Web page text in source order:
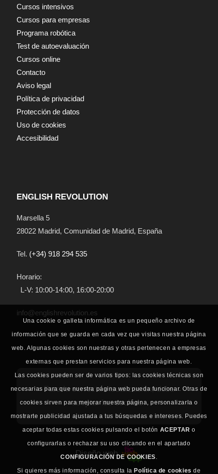
Cursos intensivos
Cursos para empresas
Programa robótica
Test de autoevaluación
Cursos online
Contacto
Aviso legal
Política de privacidad
Protección de datos
Uso de cookies
Accesibilidad
ENGLISH REVOLUTION
Marsella 5
28022 Madrid, Comunidad de Madrid, España
Tel. (+34) 918 294 535
Horario:
L-V: 10:00-14:00, 16:00-20:00
info@englishrevolution.es
Para la correcta visualización, debe
aceptar las cookies.
Diseño web
Una cookie o galleta informática es un pequeño archivo de
información que se guarda en cada vez que visitas nuestra página
web. Algunas cookies son nuestras y otras pertenecen a empresas
externas que prestan servicios para nuestra página web.
Las cookies pueden ser de varios tipos: las cookies técnicas son
necesarias para que nuestra página web pueda funcionar. Otras de
cookies sirven para mejorar nuestra página, personalizarla o
mostrarte publicidad ajustada a tus búsquedas e intereses. Puedes
aceptar todas estas cookies pulsando el botón ACEPTAR o
configurarlas o rechazar su uso clicando en el apartado
CONFIGURACIÓN DE COOKIES.
Si quieres más información, consulta la Política de cookies de